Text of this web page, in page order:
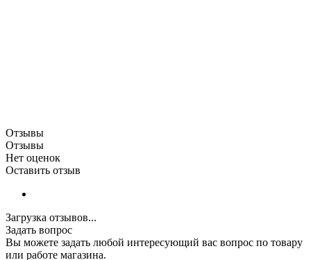
Отзывы
Отзывы
Нет оценок
Оставить отзыв
Загрузка отзывов...
Задать вопрос
Вы можете задать любой интересующий вас вопрос по товару
или работе магазина.